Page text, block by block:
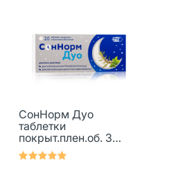
СонНорм Дуо
таблетки
покрыт.плен.об. 3
мг+1,16 мг+28 мг 20
шт